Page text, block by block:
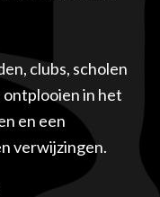
clubs, scholen
in het
en een
verwijzingen.